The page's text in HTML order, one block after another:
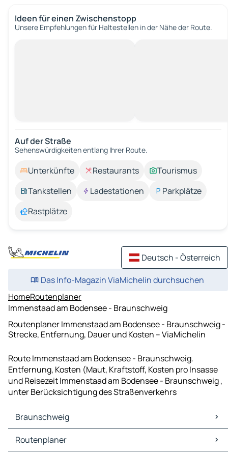
Ideen für einen Zwischenstopp
Unsere Empfehlungen für Haltestellen in der Nähe der Route.
Auf der Straße
Sehenswürdigkeiten entlang Ihrer Route.
Unterkünfte Restaurants
Tourismus
Tankstellen
Ladestationen
Parkplätze
Rastplätze
Deutsch - Österreich
Das Info-Magazin ViaMichelin durchsuchen
HomeRoutenplaner
Immenstaad am Bodensee - Braunschweig
Routenplaner Immenstaad am Bodensee - Braunschweig -
Strecke, Entfernung, Dauer und Kosten – ViaMichelin
Route Immenstaad am Bodensee - Braunschweig.
Entfernung, Kosten (Maut, Kraftstoff, Kosten pro Insasse
und Reisezeit Immenstaad am Bodensee - Braunschweig ,
unter Berücksichtigung des Straßenverkehrs
Braunschweig
Braunschweig Karten Stadtplan
Braunschweig Verkehr
Routenplaner